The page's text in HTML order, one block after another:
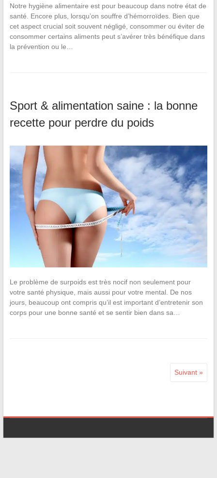
Notre hygiène alimentaire est pour beaucoup dans notre état de
santé. Encore plus, lorsqu’on souffre d’hémorroïdes. Bien que
cet aspect crucial soit souvent négligé, consommer ou éviter de
consommer certains aliments peut s’avérer très bénéfique dans
la prévention ou le…
Sport & alimentation saine : la bonne
recette pour perdre du poids
Le problème de surpoids est très nocif non seulement pour
votre santé physique, mais aussi pour votre mental. De nos
jours, beaucoup ont compris qu’il est important d’entretenir son
corps pour une bonne santé et se sentir bien dans sa…
Suivant »